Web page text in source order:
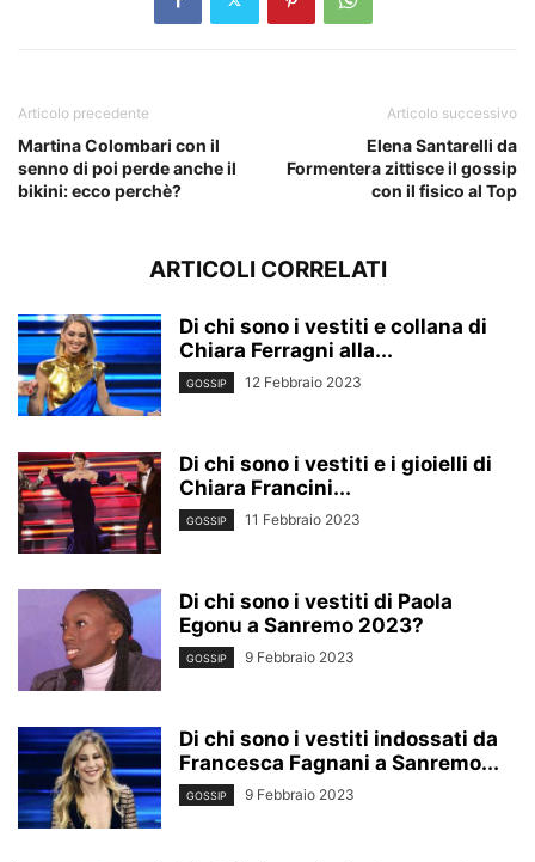
Articolo precedente
Martina Colombari con il
senno di poi perde anche il
bikini: ecco perchè?
Articolo successivo
Elena Santarelli da
Formentera zittisce il gossip
con il fisico al Top
ARTICOLI CORRELATI
Di chi sono i vestiti e collana di
Chiara Ferragni alla...
GOSSIP 12 Febbraio 2023
Di chi sono i vestiti e i gioielli di
Chiara Francini...
GOSSIP 11 Febbraio 2023
Di chi sono i vestiti di Paola
Egonu a Sanremo 2023?
GOSSIP 9 Febbraio 2023
Di chi sono i vestiti indossati da
Francesca Fagnani a Sanremo...
GOSSIP 9 Febbraio 2023